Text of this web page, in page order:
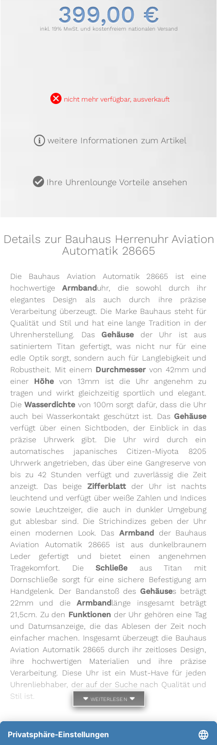
399,00 €
inkl. 19% MwSt. und kostenfreiem nationalen Versand
B nicht mehr verfügbar, ausverkauft
m weitere Informationen zum Artikel
u Ihre Uhrenlounge Vorteile ansehen
Details zur Bauhaus Herrenuhr Aviation
Automatik 28665
Die Bauhaus Aviation Automatik 28665 ist eine
hochwertigeArmband uhr, die sowohl durch ihr
elegantes Design als auch durch ihre präzise
Verarbeitung überzeugt. Die Marke Bauhaus steht für
Qualität und Stil und hat eine lange Tradition in der
Uhrenherstellung. Das Gehäuse der Uhr ist aus
satiniertem Titan gefertigt, was nicht nur für eine
edle Optik sorgt, sondern auch für Langlebigkeit und
Robustheit. Mit einem Durchmesser von 42mm und
einer Höhe von 13mm ist die Uhr angenehm zu
tragen und wirkt gleichzeitig sportlich und elegant.
DieWasserdichte von 100m sorgt dafür, dass die Uhr
auch bei Wasserkontakt geschützt ist. Das Gehäuse
verfügt über einen Sichtboden, der Einblick in das
präzise Uhrwerk gibt. Die Uhr wird durch ein
automatisches japanisches Citizen-Miyota 8205
Uhrwerk angetrieben, das über eine Gangreserve von
bis zu 42 Stunden verfügt und zuverlässig die Zeit
anzeigt. Das beigeZifferblatt der Uhr ist nachts
leuchtend und verfügt über weiße Zahlen und Indices
sowie Leuchtzeiger, die auch in dunkler Umgebung
gut ablesbar sind. Die Strichindizes geben der Uhr
einen modernen Look. DasArmband
der Bauhaus
Aviation Automatik 28665 ist aus dunkelbraunem
Leder gefertigt und bietet einen angenehmen
Tragekomfort. DieSchließe aus Titan mit
Dornschließe sorgt für eine sichere Befestigung am
Handgelenk. Der Bandanstoß des Gehäuses beträgt
22mm und dieArmband länge insgesamt beträgt
21,5cm. Zu den Funktionen der Uhr gehören eine Tag
und Datumsanzeige, die das Ablesen der Zeit noch
einfacher machen. Insgesamt überzeugt die Bauhaus
Aviation Automatik 28665 durch ihr zeitloses Design,
ihre hochwertigen Materialien und ihre präzise
Verarbeitung. Diese Uhr ist ein Must-Have für jeden
Uhrenliebhaber, der auf der Suche nach Qualität und
Stil ist.
weiterlesen